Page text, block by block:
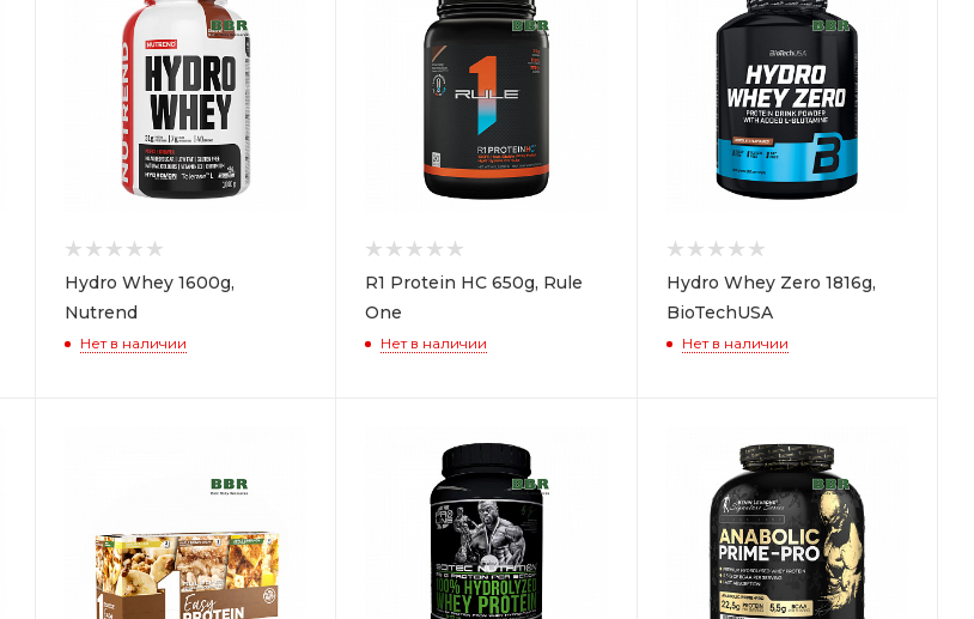
Hydro Whey 1600g,
Nutrend
Нет в наличии
R1 Protein HC 650g, Rule
One
Нет в наличии
Hydro Whey Zero 1816g,
BioTechUSA
Нет в наличии